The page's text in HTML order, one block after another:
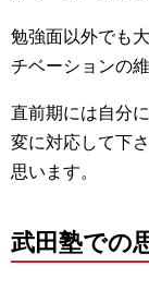
勉強面以外でも
チベーションの
直前期には自分
変に対応して下
思います。
武田塾での